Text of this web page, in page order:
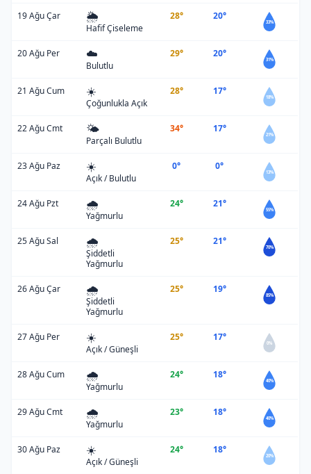
19 Ağu Çar 🌦️
Hafif Çiseleme
28° 20°
33%
20 Ağu Per ☁️
Bulutlu
29° 20°
31%
21 Ağu Cum ☀️
Çoğunlukla Açık
28° 17°
18%
22 Ağu Cmt 🌤️
Parçalı Bulutlu
34° 17°
21%
23 Ağu Paz ☀️
Açık / Bulutlu
0° 0°
13%
24 Ağu Pzt 🌧️
Yağmurlu
24° 21°
55%
25 Ağu Sal 🌧️
Şiddetli
Yağmurlu
25° 21°
70%
26 Ağu Çar 🌧️
Şiddetli
Yağmurlu
25° 19°
85%
27 Ağu Per ☀️
Açık / Güneşli
25° 17°
0%
28 Ağu Cum 🌧️
Yağmurlu
24° 18°
40%
29 Ağu Cmt 🌧️
Yağmurlu
23° 18°
40%
30 Ağu Paz ☀️
Açık / Güneşli
24° 18°
20%